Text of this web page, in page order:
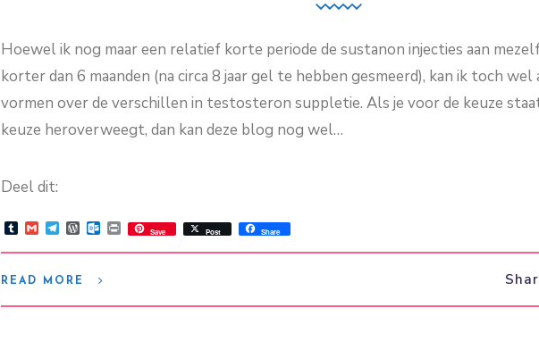
Hoewel ik nog maar een relatief korte periode de sustanon injecties aan
korter dan 6 maanden (na circa 8 jaar gel te hebben gesmeerd), kan ik toch
vormen over de verschillen in testosteron suppletie. Als je voor de keuze
keuze heroverweegt, dan kan deze blog nog wel…
Deel dit:
TumblrGmailTelegram
WordPress
Outlook.com
PrintSave Post Share
READ MORE